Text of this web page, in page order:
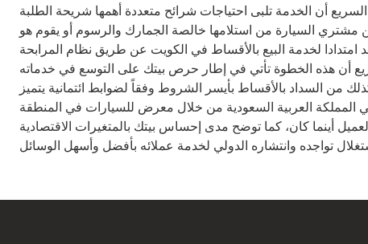
أن الخدمة تلبى احتياجات شرائح متعددة أهمها شريحة الطلبة
الكثير من الجهد في تمكين مشتري السيارة من استلامها خالصة الجمارك والرسوم أو يقوم هو
امتدادا لخدمة البيع بالأقساط في الكويت عن طريق نظام المرابحة
أن هذه الخطوة تأتي في إطار حرص بيتك على التوسع في خدماته
السداد بالأقساط بأيسر الشروط وفقاً لضوابط ائتمانية يتميز
المملكة العربية السعودية من خلال معرض للسيارات في المنطقة
أينما كان، كما توضح مدى إحساس بيتك بالمتغيرات الاقتصادية